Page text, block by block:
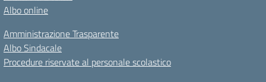
Albo online
Amministrazione Trasparente
Albo Sindacale
Procedure riservate al personale scolastico